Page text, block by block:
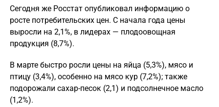
Сегодня же Росстат опубликовал информацию о
росте потребительских цен. С начала года цены
выросли на 2,1%, в лидерах — плодоовощная
продукция (8,7%).
В марте быстро росли цены на яйца (5,3%), мясо и
птицу (3,4%), особенно на мясо кур (7,2%); также
подорожали сахар-песок (2,1) и подсолнечное масло
(1,2%).